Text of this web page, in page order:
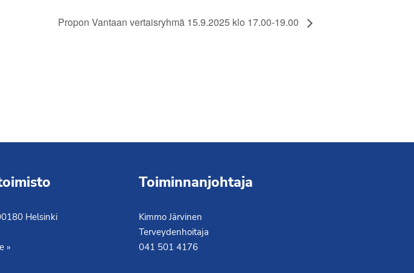
Propon Vantaan vertaisryhmä 15.9.2025 klo 17.00-19.00
Helsinki
»
Toiminnanjohtaja
Kimmo Järvinen
Terveydenhoitaja
041 501 4176